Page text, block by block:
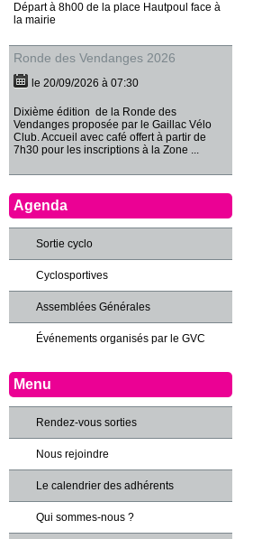
Départ à 8h00 de la place Hautpoul face à
la mairie
Ronde des Vendanges 2026
le 20/09/2026 à 07:30
Dixième édition de la Ronde des
Vendanges proposée par le Gaillac Vélo
Club. Accueil avec café offert à partir de
7h30 pour les inscriptions à la Zone ...
Agenda
Sortie cyclo
Cyclosportives
Assemblées Générales
Événements organisés par le GVC
Menu
Rendez-vous sorties
Nous rejoindre
Le calendrier des adhérents
Qui sommes-nous ?